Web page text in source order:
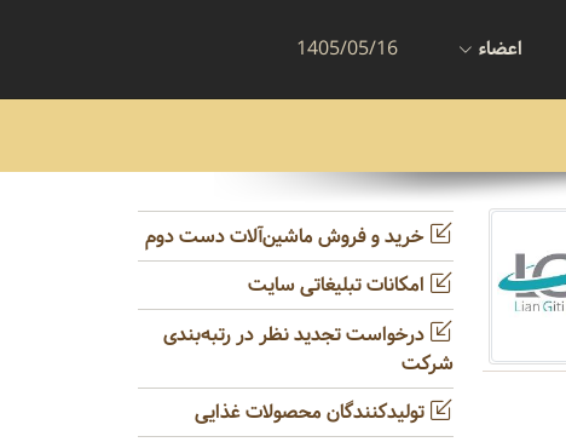
اعضاء 1405/05/16
خرید و فروش ماشین‌آلات دست دوم
امکانات تبلیغاتی سایت
درخواست تجدید نظر در رتبه‌بندی
شرکت
تولیدکنندگان محصولات غذایی